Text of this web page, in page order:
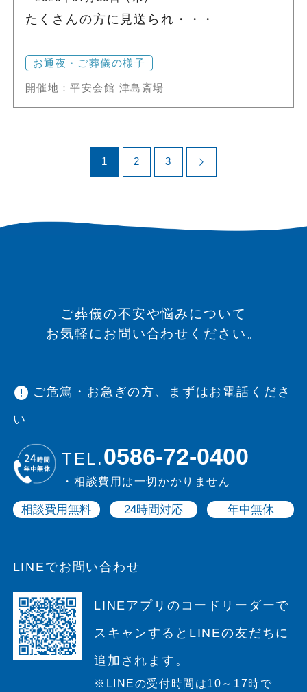
たくさんの方に見送られ・・・
お通夜・ご葬儀の様子
開催地：平安会館 津島斎場
1 2 3 arrow_forward_ios
ご葬儀の不安や悩みについて
お気軽にお問い合わせください。
error ご危篤・お急ぎの方、まずはお電話くださ
い
TEL.0586-72-0400
・相談費用は一切かかりません
相談費用無料 24時間対応 年中無休
LINEでお問い合わせ
LINEアプリのコードリーダーで
スキャンすると LINEの友だちに
追加されます。
※LINEの受付時間は10～17時で